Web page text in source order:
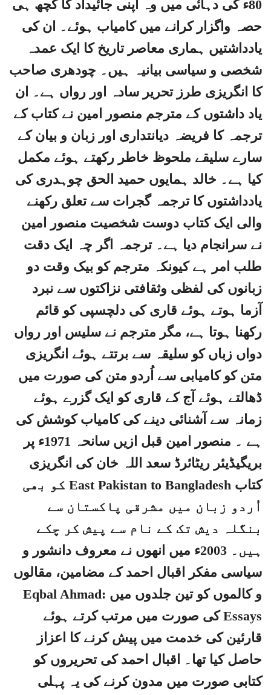
80ء کی دہائی میں وہ اپنی جائیداد کا کچھ ہی
حصہ واگزار کرانے میں کامیاب ہوئے۔ ان کی
یادداشتیں ہماری معاصر تاریخ کا ایک عمدہ
شخصی و سیاسی بیانیہ ہیں۔ چودھری صاحب
کا انگریزی طرز تحریر سادہ اور رواں ہے۔ ان
یاد داشتوں کے مترجم منصور امین نے کتاب کے
ترجمہ کا فریضہ دیانتداری اور زبان و بیان کے
سارے سلیقے ملحوظ خاطر رکھتے ہوئے مکمل
کیا ہے۔ خالد ہمایوں حمید الحق چوہدری کی
یادداشتوں کا ترجمہ گجرات سے تعلق رکھنے
والی ایک کتاب دوست شخصیت منصور امین
نے سرانجام دیا ہے۔ ترجمہ اگر چہ ایک دقت
طلب امر ہے کیونکہ مترجم کو بیک وقت دو
زبانوں کی لفظی وثقافتی نزاکتوں سے نبرد
آزما ہوتے ہوئے قاری کی دلچسپی کو قائم
رکھنا ہوتا ہے، مگر مترجم نے سلیس اور رواں
دواں زباں کو سلیقہ سے برتتے ہوئے انگریزی
متن کو کامیابی سے اُردو متن کی صورت میں
ڈھالتے ہوئے آج کے قاری کو ایک گزرے ہوئے
زمانہ سے آشنائی دینے کی کامیاب کوشش کی
ہے ۔ منصور امین قبل ازیں سانحہ 1971ء پر
بریگیڈیئر ریٹائرڈ سعد اللہ خان کی انگریزی
کتاب East Pakistan to Bangladesh کو بھی
اُردو زبان میں مشرقی پاکستان سے
بنگلہ دیش تک کے نام سے پیش کر چکے
ہیں۔ 2003ء میں انھوں نے معروف دانشور و
سیاسی مفکر اقبال احمد کے مضامین، مقالوں
و کالموں کو تین جلدوں میں Eqbal Ahmad:
Essays کی صورت میں مرتب کرتے ہوئے
قارئین کی خدمت میں پیش کرنے کا اعزاز
حاصل کیا تھا۔ اقبال احمد کی تحریروں کو
کتابی صورت میں مدون کرنے کی یہ پہلی